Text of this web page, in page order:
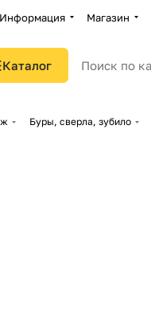
Информация Магазин
Каталог
Буры, сверла, зубило